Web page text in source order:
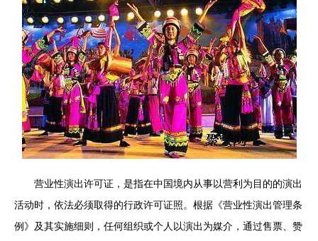
营业性演出许可证，是指在中国境内从事以营利为目的的演出
活动时，依法必须取得的行政许可证照。根据《营业性演出管理条
例》及其实施细则，任何组织或个人以演出为媒介，通过售票、赞